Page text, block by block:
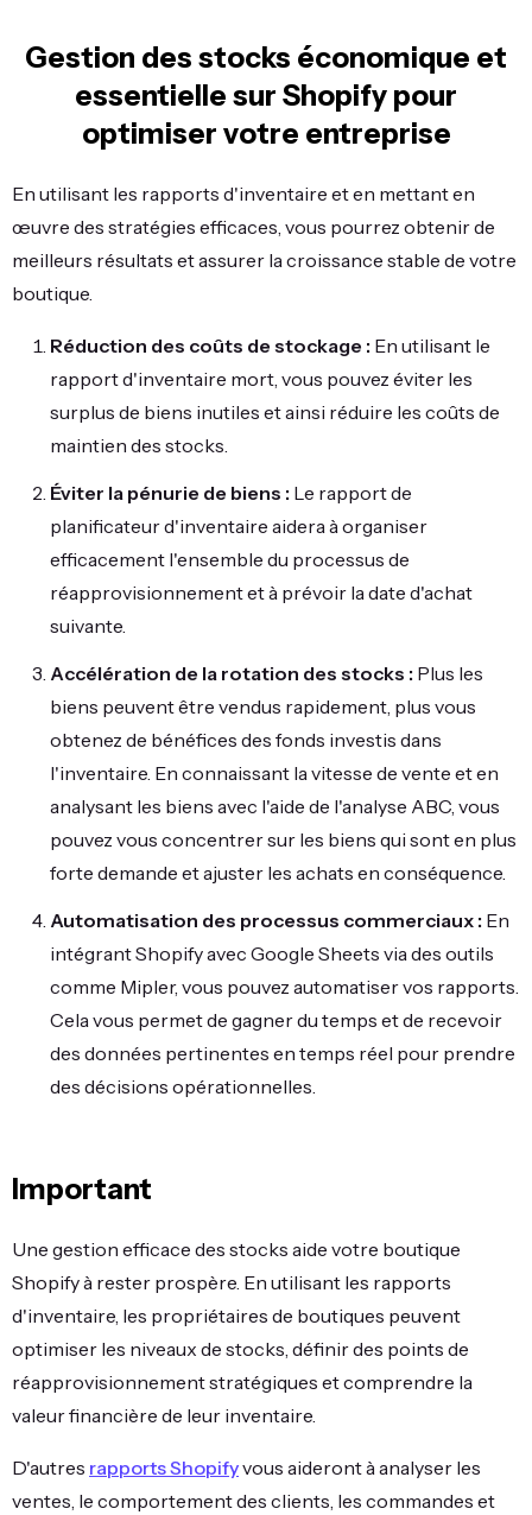
Gestion des stocks économique et
essentielle sur Shopify pour
optimiser votre entreprise
En utilisant les rapports d'inventaire et en mettant en
œuvre des stratégies efficaces, vous pourrez obtenir de
meilleurs résultats et assurer la croissance stable de votre
boutique.
Réduction des coûts de stockage : En utilisant le
rapport d'inventaire mort, vous pouvez éviter les
surplus de biens inutiles et ainsi réduire les coûts de
maintien des stocks.
Éviter la pénurie de biens : Le rapport de
planificateur d'inventaire aidera à organiser
efficacement l'ensemble du processus de
réapprovisionnement et à prévoir la date d'achat
suivante.
Accélération de la rotation des stocks : Plus les
biens peuvent être vendus rapidement, plus vous
obtenez de bénéfices des fonds investis dans
l'inventaire. En connaissant la vitesse de vente et en
analysant les biens avec l'aide de l'analyse ABC, vous
pouvez vous concentrer sur les biens qui sont en plus
forte demande et ajuster les achats en conséquence.
Automatisation des processus commerciaux : En
intégrant Shopify avec Google Sheets via des outils
comme Mipler, vous pouvez automatiser vos rapports.
Cela vous permet de gagner du temps et de recevoir
des données pertinentes en temps réel pour prendre
des décisions opérationnelles.
Important
Une gestion efficace des stocks aide votre boutique
Shopify à rester prospère. En utilisant les rapports
d'inventaire, les propriétaires de boutiques peuvent
optimiser les niveaux de stocks, définir des points de
réapprovisionnement stratégiques et comprendre la
valeur financière de leur inventaire.
D'autres rapports Shopifyvous aideront à analyser les
ventes, le comportement des clients, les commandes et